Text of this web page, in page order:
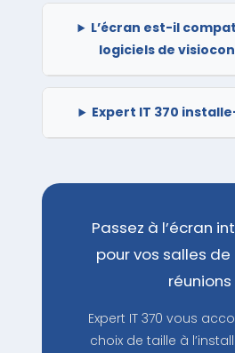
L’écran est-il
logiciels de
Expert IT 370
Passez à l’écran
pour vos salles
réunions
Expert IT 370 vous
choix de taille à